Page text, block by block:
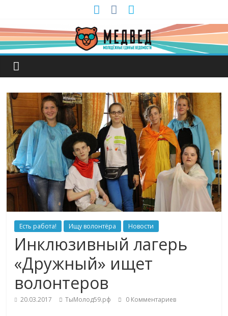
Есть работа! Ищу волонтёра Новости
Инклюзивный лагерь
«Дружный» ищет
волонтеров
20.03.2017 ТыМолод59.рф 0 Комментариев